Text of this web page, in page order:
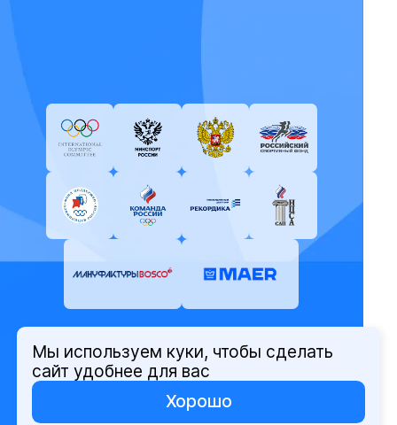
© Олимпийский комитет России,
2026
Политика защиты персональных
Мы используем куки, чтобы сделать
сайт удобнее для вас
Хорошо